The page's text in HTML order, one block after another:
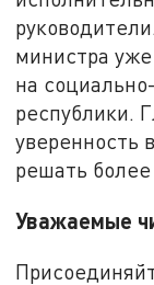
министра
на
республики.
уверенность
решать
Уважаемые